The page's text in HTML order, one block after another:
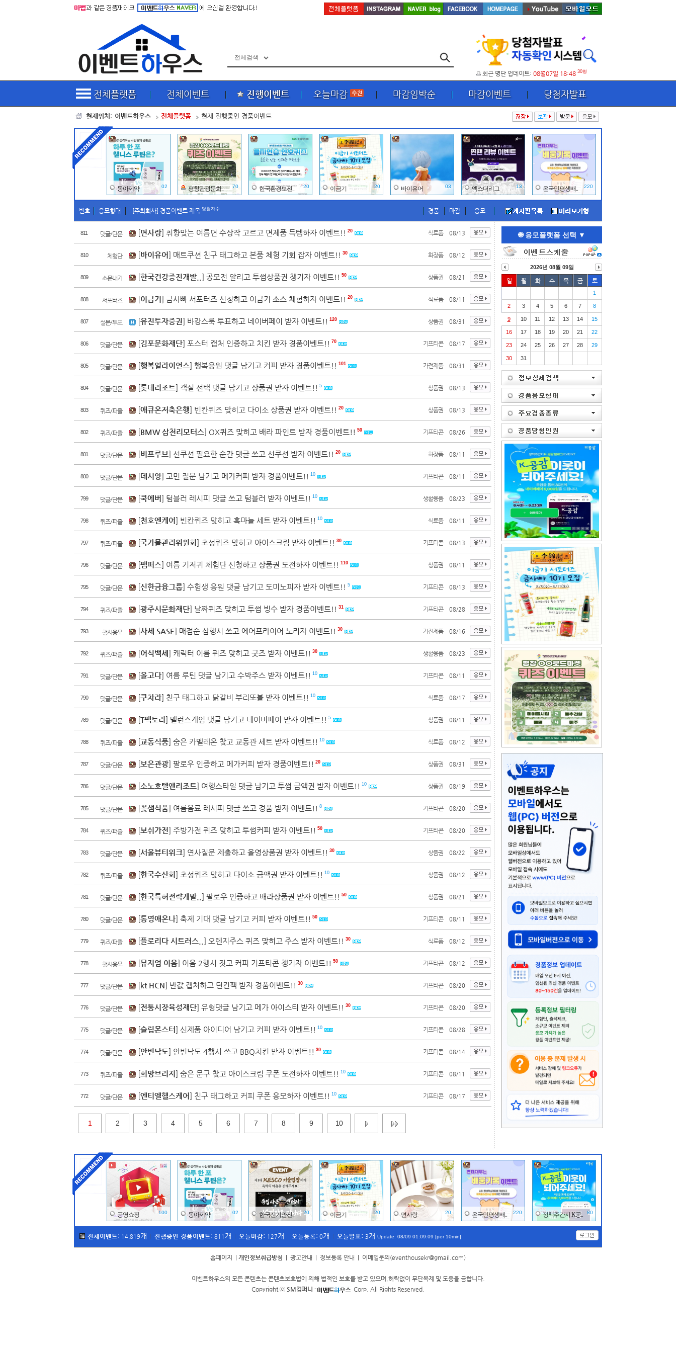
최근 명단 업데이트: 08월07일 18:48 30명
전체플랫폼 전체이벤트 진행이벤트 오늘마감 마감임박순 마감이벤트 당첨자발표
현재위치 : 이벤트하우스 전체플랫폼 현재 진행중인 경품이벤트
이금기 20
정책주간지 K공.. 80
온국민평생배.. 220
평창관광문화.. 70 엑스더리그 13
바이유어 03
동아제약 02
공영쇼핑
한국환경보전.. 20
대한상공회의.. 20
한국공항공사 193
면사랑 20 피크 페인트 02 한국전기안전.. 20
번호 응모형태 [주최회사] 경품이벤트 제목 당첨자수 응모
마감
경품
811 댓글/단문 [면사랑] 취향맞는 여름면 수상작 고르고 면제품 득템하자 이벤트!! 20 08/13
식료품
810 체험단 [바이유어 ] 매트쿠션 친구 태그하고 본품 체험 기회 잡자 이벤트!! 30 08/12
화장품
809 소문내기 [한국건강증진개발.. ] 공모전 알리고 투썸상품권 챙기자 이벤트!! 50 08/21
상품권
808 서포터즈 [이금기 ] 금사빠 서포터즈 신청하고 이금기 소스 체험하자 이벤트!! 20 08/11
식료품
807 설문/투표 [유진투자증권 ] 바캉스룩 투표하고 네이버페이 받자 이벤트!! 120 08/31
상품권
806 댓글/단문 [김포문화재단] 포스터 캡처 인증하고 치킨 받자 경품이벤트!! 70 08/17
기프티콘
805 댓글/단문 [행복얼라이언스] 행복응원 댓글 남기고 커피 받자 경품이벤트!! 101 08/31
가전제품
804 댓글/단문 [롯데리조트] 객실 선택 댓글 남기고 상품권 받자 이벤트!! 5 08/13
상품권
803 퀴즈/퍼즐 [애큐온저축은행] 빈칸퀴즈 맞히고 다이소 상품권 받자 이벤트!! 20 08/13
상품권
802 퀴즈/퍼즐 [BMW 삼천리모터스] OX퀴즈 맞히고 배라 파인트 받자 경품이벤트!! 50 08/26
기프티콘
801 댓글/단문 [비프루브] 선쿠션 필요한 순간 댓글 쓰고 선쿠션 받자 이벤트!! 20 08/11
화장품
800 댓글/단문 [데시앙] 고민 질문 남기고 메가커피 받자 경품이벤트!! 10 08/11
기프티콘
799 댓글/단문 [쿡에버 ] 텀블러 레시피 댓글 쓰고 텀블러 받자 이벤트!! 10 08/23
생활용품
798 퀴즈/퍼즐 [천호엔케어 ] 빈칸퀴즈 맞히고 흑마늘 세트 받자 이벤트!! 10 08/11
식료품
797 퀴즈/퍼즐 [국가물관리위원회 ] 초성퀴즈 맞히고 아이스크림 받자 이벤트!! 30 08/13
기프티콘
796 댓글/단문 [팸퍼스] 여름 기저귀 체험단 신청하고 상품권 도전하자 이벤트!! 110 08/11
상품권
795 댓글/단문 [신한금융그룹] 수험생 응원 댓글 남기고 도미노피자 받자 이벤트!! 5 08/13
기프티콘
794 퀴즈/퍼즐 [광주시문화재단] 날짜퀴즈 맞히고 투썸 빙수 받자 경품이벤트!! 31 08/28
기프티콘
793 행시응모 [사세 SASE] 매점순 삼행시 쓰고 에어프라이어 노리자 이벤트!! 30 08/16
가전제품
792 퀴즈/퍼즐 [어식백세 ] 캐릭터 이름 퀴즈 맞히고 굿즈 받자 이벤트!! 30 08/23
생활용품
791 댓글/단문 [올고다] 여름 루틴 댓글 남기고 수박주스 받자 이벤트!! 10 08/11
기프티콘
790 댓글/단문 [쿠차라] 친구 태그하고 닭갈비 부리또볼 받자 이벤트!! 10 08/17
식료품
789 댓글/단문 [T팩토리 ] 밸런스게임 댓글 남기고 네이버페이 받자 이벤트!! 5 08/11
상품권
788 퀴즈/퍼즐 [교동식품] 숨은 카멜레온 찾고 교동관 세트 받자 이벤트!! 10 08/12
식료품
787 댓글/단문 [보은관광] 팔로우 인증하고 메가커피 받자 경품이벤트!! 20 08/31
상품권
786 댓글/단문 [소노호텔앤리조트] 여행스타일 댓글 남기고 투썸 금액권 받자 이벤트!! 10 08/19
상품권
785 댓글/단문 [꽃샘식품] 여름음료 레시피 댓글 쓰고 경품 받자 이벤트!! 8 08/20
기프티콘
784 퀴즈/퍼즐 [보쉬가전] 주방가전 퀴즈 맞히고 투썸커피 받자 이벤트!! 50 08/20
기프티콘
783 댓글/단문 [서울뷰티위크] 연사질문 제출하고 올영상품권 받자 이벤트!! 30 08/22
상품권
782 퀴즈/퍼즐 [한국수산회 ] 초성퀴즈 맞히고 다이소 금액권 받자 이벤트!! 10 08/12
상품권
781 댓글/단문 [한국특허전략개발.. ] 팔로우 인증하고 배라상품권 받자 이벤트!! 50 08/21
상품권
780 댓글/단문 [통영애온나] 축제 기대 댓글 남기고 커피 받자 이벤트!! 50 08/11
기프티콘
779 퀴즈/퍼즐 [플로리다 시트러스.. ] 오렌지주스 퀴즈 맞히고 주스 받자 이벤트!! 30 08/12
식료품
778 행시응모 [뮤지엄 이음] 이음 2행시 짓고 커피 기프티콘 챙기자 이벤트!! 50 08/12
기프티콘
777 댓글/단문 [kt HCN] 반값 캡처하고 던킨팩 받자 경품이벤트!! 30 08/20
기프티콘
776 댓글/단문 [전통시장육성재단] 유형댓글 남기고 메가 아이스티 받자 이벤트!! 30 08/20
기프티콘
775 댓글/단문 [슬립몬스터 ] 신제품 아이디어 남기고 커피 받자 이벤트!! 10 08/28
기프티콘
774 댓글/단문 [안빈낙도] 안빈낙도 4행시 쓰고 BBQ치킨 받자 이벤트!! 30 08/14
기프티콘
773 퀴즈/퍼즐 [희망브리지 ] 숨은 문구 찾고 아이스크림 쿠폰 도전하자 이벤트!! 10 08/11
기프티콘
772 댓글/단문 [엔티엘헬스케어 ] 친구 태그하고 커피 쿠폰 응모하자 이벤트!! 10 08/17
기프티콘
1 2 3 4 5 6 7 8 9 10
🌐 응모플랫폼 선택 ▼
2026년 08월 09일
일 월 화 수 목 금 토
1
2 3 4 5 6 7 8
9 10 11 12 13 14 15
16 17 18 19 20 21 22
23 24 25 26 27 28 29
30 31
온국민평생배.. 220
이금기 20 정책주간지 K공.. 80
대한상공회의..
면사랑 20
피크 페인트
한국전기안전.. 20
동아제약 02
공영쇼핑 100
한국환경보전..
전체이벤트: 14,819개 진행중인 경품이벤트: 811 개 오늘마감: 127개 오늘등록: 0개 오늘발표: 3개 Update: 08/09 01:09:09 [per 10min]
홈페이지 개인정보취급방침 광고안내 정보등록 안내 이메일문의(eventhousekr@gmail.com)
이벤트하우스의 모든 콘텐츠는 콘텐츠보호법에 의해 법적인 보호를 받고 있으며,허락없이 무단복제 및 도용을 금합니다.
Copyright ⓒ SM컴퍼니 - Corp. All Rights Reserved.